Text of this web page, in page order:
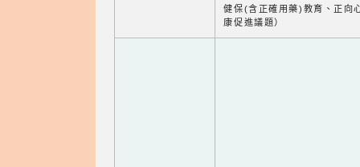
健保(含正確用藥)教育、正向
康促進議題）